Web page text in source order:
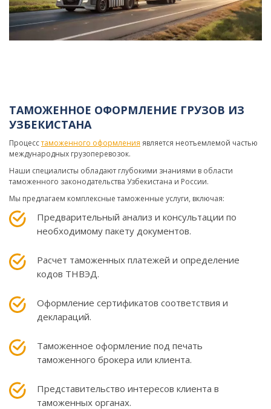
ТАМОЖЕННОЕ ОФОРМЛЕНИЕ ГРУЗОВ ИЗ
УЗБЕКИСТАНА
Процесстаможенного оформления является неотъемлемой частью
международных грузоперевозок.
Наши специалисты обладают глубокими знаниями в области
таможенного законодательства Узбекистана и России.
Мы предлагаем комплексные таможенные услуги, включая:
Предварительный анализ и консультации по
необходимому пакету документов.
Расчет таможенных платежей и определение
кодов ТНВЭД.
Оформление сертификатов соответствия и
деклараций.
Таможенное оформление под печать
таможенного брокера или клиента.
Представительство интересов клиента в
таможенных органах.